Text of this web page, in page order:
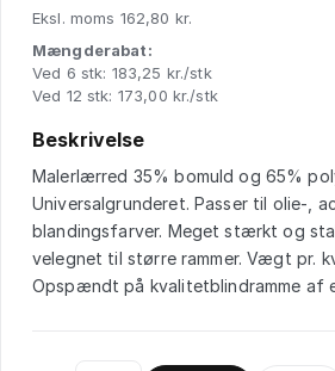
Eksl. moms 162,80 kr.
Mængderabat:
Ved 6 stk: 183,25 kr./stk
Ved 12 stk: 173,00 kr./stk
Beskrivelse
Malerlærred 35% bomuld og 65%
Universalgrunderet. Passer til olie-,
blandingsfarver. Meget stærkt og
velegnet til større rammer. Vægt pr.
Opspændt på kvalitetblindramme af